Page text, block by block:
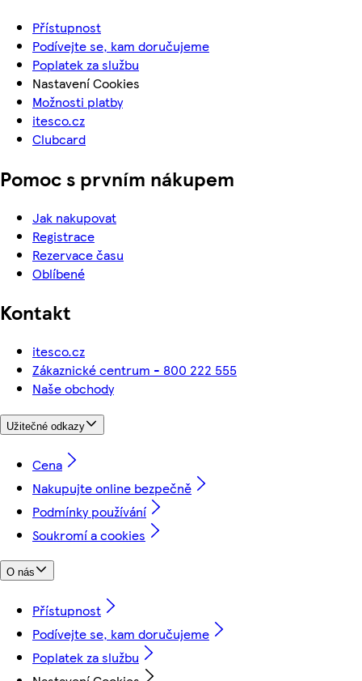
Přístupnost
Podívejte se, kam doručujeme
Poplatek za službu
Nastavení Cookies
Možnosti platby
itesco.cz
Clubcard
Pomoc s prvním nákupem
Jak nakupovat
Registrace
Rezervace času
Oblíbené
Kontakt
itesco.cz
Zákaznické centrum - 800 222 555
Naše obchody
Užitečné odkazy
Cena
Nakupujte online bezpečně
Podmínky používání
Soukromí a cookies
O nás
Přístupnost
Podívejte se, kam doručujeme
Poplatek za službu